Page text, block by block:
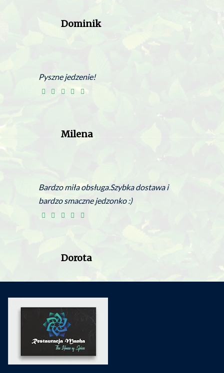
Dominik
Pyszne jedzenie!
Milena
Bardzo miła obsługa.Szybka dostawa i
bardzo smaczne jedzonko :)
Dorota